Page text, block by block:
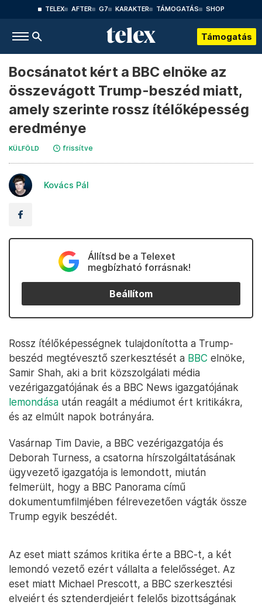
TELEX AFTER G7 KARAKTER TÁMOGATÁS SHOP
Támogatás
Bocsánatot kért a BBC elnöke az
összevágott Trump-beszéd miatt,
amely szerinte rossz ítélőképesség
eredménye
KÜLFÖLD frissítve
Kovács Pál
Állítsd be a Telexet
megbízható forrásnak!
Beállítom
Rossz ítélőképességnek tulajdonította a Trump-
beszéd megtévesztő szerkesztését a BBC elnöke,
Samir Shah, aki a brit közszolgálati média
vezérigazgatójának és a BBC News igazgatójának
lemondása után reagált a médiumot ért kritikákra,
és az elmúlt napok botrányára.
Vasárnap Tim Davie, a BBC vezérigazgatója és
Deborah Turness, a csatorna hírszolgáltatásának
ügyvezető igazgatója is lemondott, miután
felmerült, hogy a BBC Panorama című
dokumentumfilmjében félrevezetően vágták össze
Trump egyik beszédét.
Az eset miatt számos kritika érte a BBC-t, a két
lemondó vezető ezért vállalta a felelősséget. Az
eset miatt Michael Prescott, a BBC szerkesztési
elveiért és sztenderdjeiért felelős bizottságának